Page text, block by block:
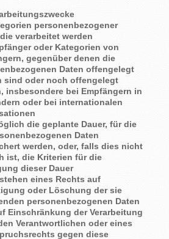
personenbezogener
verarbeitet werden
oder Kategorien von
gegenüber denen die
Daten offengelegt
sind oder noch offengelegt
insbesondere bei Empfängern in
oder bei internationalen
die geplante Dauer, für die
Daten
werden, oder, falls dies nicht
ist, die Kriterien für die
dieser Dauer
eines Rechts auf
oder Löschung der sie
personenbezogenen Daten
Einschränkung der Verarbeitung
Verantwortlichen oder eines
gegen diese